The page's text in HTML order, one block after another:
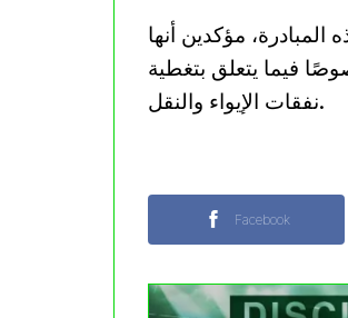
مؤكدين أنها
فيما يتعلق بتغطية
نفقات الإيواء والنقل.
Facebook